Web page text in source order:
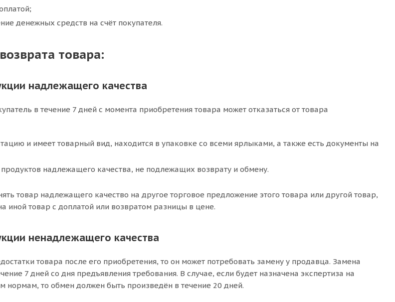
денежных средств на счёт покупателя.
товара:
надлежащего качества
в течение 7 дней с момента приобретения товара может отказаться от товара
и имеет товарный вид, находится в упаковке со всеми ярлыками, а также есть документы на
надлежащего качества, не подлежащих возврату и обмену.
товар надлежащего качество на другое торговое предложение этого товара или другой товар,
иной товар с доплатой или возвратом разницы в цене.
ненадлежащего качества
товара после его приобретения, то он может потребовать замену у продавца. Замена
7 дней со дня предъявления требования. В случае, если будет назначена экспертиза на
нормам, то обмен должен быть произведён в течение 20 дней.